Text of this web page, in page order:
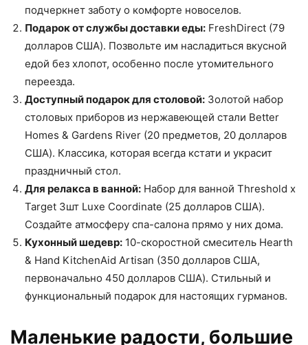
подчеркнет заботу о комфорте новоселов.
Подарок от службы доставки еды: FreshDirect (79
долларов США). Позвольте им насладиться вкусной
едой без хлопот, особенно после утомительного
переезда.
Доступный подарок для столовой: Золотой набор
столовых приборов из нержавеющей стали Better
Homes & Gardens River (20 предметов, 20 долларов
США). Классика, которая всегда кстати и украсит
праздничный стол.
Для релакса в ванной: Набор для ванной Threshold x
Target 3шт Luxe Coordinate (25 долларов США).
Создайте атмосферу спа-салона прямо у них дома.
Кухонный шедевр: 10-скоростной смеситель Hearth
& Hand KitchenAid Artisan (350 долларов США,
первоначально 450 долларов США). Стильный и
функциональный подарок для настоящих гурманов.
Маленькие радости, большие